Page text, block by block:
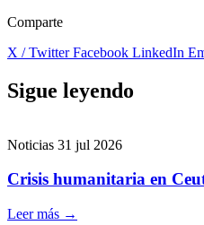
Comparte
X / TwitterFacebook LinkedIn
Sigue leyendo
Noticias 31 jul 2026
Crisis humanitaria en
Leer más →